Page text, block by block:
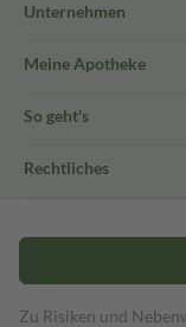
Unternehmen
Meine Apotheke
So geht's
Rechtliches
Zu Risiken und